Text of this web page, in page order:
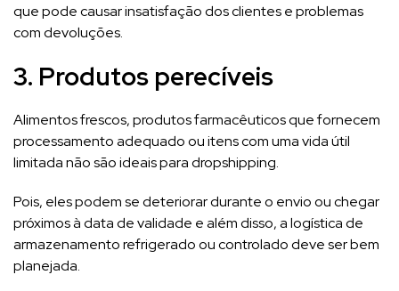
que pode causar insatisfação dos clientes e problemas
com devoluções.
3. Produtos perecíveis
Alimentos frescos, produtos farmacêuticos que fornecem
processamento adequado ou itens com uma vida útil
limitada não são ideais para dropshipping.
Pois, eles podem se deteriorar durante o envio ou chegar
próximos à data de validade e além disso, a logística de
armazenamento refrigerado ou controlado deve ser bem
planejada.